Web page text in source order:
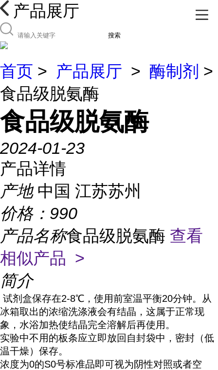
产品展厅
搜索
首页 > 产品展厅 > 酶制剂 >
食品级脱氨酶
食品级脱氨酶
2024-01-23
产品详情
产地 中国 江苏苏州
价格： 990
产品名称食品级脱氨酶 查看
相似产品 >
简介
试剂盒保存在2-8℃，使用前室温平衡20分钟。从
冰箱取出的浓缩洗涤液会有结晶，这属于正常现
象，水浴加热使结晶完全溶解后再使用。
实验中不用的板条应立即放回自封袋中，密封（低
温干燥）保存。
浓度为0的S0号标准品即可视为阴性对照或者空